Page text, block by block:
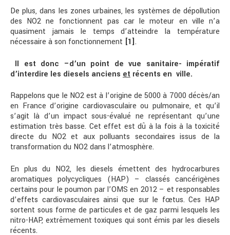
De plus, dans les zones urbaines, les systèmes de dépollution
des NO2 ne fonctionnent pas car le moteur en ville n’a
quasiment jamais le temps d’atteindre la température
nécessaire à son fonctionnement [1].
Il est donc –d’un point de vue sanitaire- impératif
d’interdire les diesels anciens et récents en ville.
Rappelons que le NO2 est à l’origine de 5000 à 7000 décès/an
en France d’origine cardiovasculaire ou pulmonaire, et qu’il
s’agit là d’un impact sous-évalué ne représentant qu’une
estimation très basse. Cet effet est dû à la fois à la toxicité
directe du NO2 et aux polluants secondaires issus de la
transformation du NO2 dans l’atmosphère.
En plus du NO2, les diesels émettent des hydrocarbures
aromatiques polycycliques (HAP) – classés cancérigènes
certains pour le poumon par l’OMS en 2012 – et responsables
d’effets cardiovasculaires ainsi que sur le fœtus. Ces HAP
sortent sous forme de particules et de gaz parmi lesquels les
nitro-HAP, extrêmement toxiques qui sont émis par les diesels
récents.